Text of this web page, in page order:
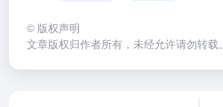
© 版权声明
文章版权归作者所有，未经允许请勿转载。